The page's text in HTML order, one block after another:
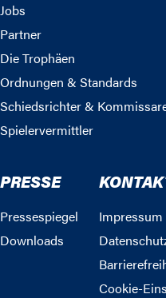
Jobs
Partner
Die Trophäen
Ordnungen & Standards
Schiedsrichter &
Spielervermittler
PRESSE
Pressespiegel
Downloads
Impressum
Cookie-